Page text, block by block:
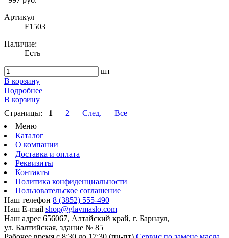
Артикул
F1503
Наличие:
Есть
шт
В корзину
Подробнее
В корзину
Страницы:
1 2 След.
Все
Меню
Каталог
О компании
Доставка и оплата
Реквизиты
Контакты
Политика конфиденциальности
Пользовательское соглашение
Наш телефон 8 (3852) 555-490
Наш E-mail shop@glavmaslo.com
Наш адрес 656067, Алтайский край, г. Барнаул,
ул. Балтийская, здание № 85